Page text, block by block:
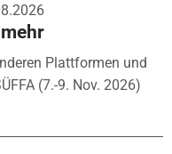
Plattformen und
(7.-9. Nov. 2026)